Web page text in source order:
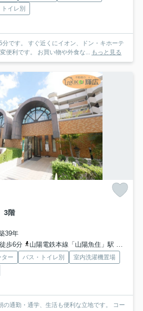
イレ別
です。 すぐ近くにイオン、ドン・キホーテ
便利です。 お買い物や外食な... もっと見る
3階
39年
歩6分
山陽電鉄本線「山陽魚住」駅 徒歩20分
ター バス・トイレ別
室内洗濯機置場
の通勤・通学、生活も便利な立地です。 コー